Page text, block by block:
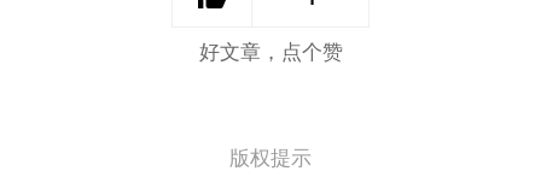
好文章，点个赞
版权提示